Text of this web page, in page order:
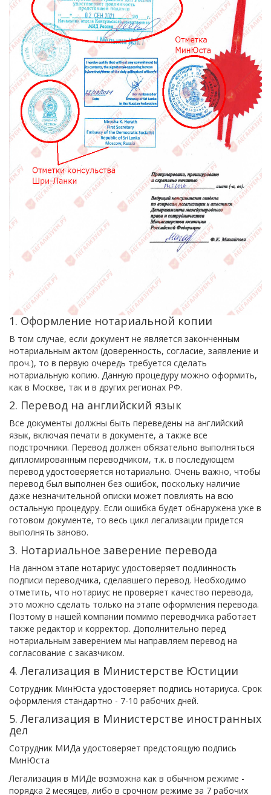
1. Оформление нотариальной копии
В том случае, если документ не является законченным
нотариальным актом (доверенность, согласие, заявление и
проч.), то в первую очередь требуется сделать
нотариальную копию. Данную процедуру можно оформить,
как в Москве, так и в других регионах РФ.
2. Перевод на английский язык
Все документы должны быть переведены на английский
язык, включая печати в документе, а также все
подстрочники. Перевод должен обязательно выполняться
дипломированным переводчиком, т.к. в последующем
перевод удостоверяется нотариально. Очень важно, чтобы
перевод был выполнен без ошибок, поскольку наличие
даже незначительной описки может повлиять на всю
остальную процедуру. Если ошибка будет обнаружена уже в
готовом документе, то весь цикл легализации придется
выполнять заново.
3. Нотариальное заверение перевода
На данном этапе нотариус удостоверяет подлинность
подписи переводчика, сделавшего перевод. Необходимо
отметить, что нотариус не проверяет качество перевода,
это можно сделать только на этапе оформления перевода.
Поэтому в нашей компании помимо переводчика работает
также редактор и корректор. Дополнительно перед
нотариальным заверением мы направляем перевод на
согласование с заказчиком.
4. Легализация в Министерстве Юстиции
Сотрудник МинЮста удостоверяет подпись нотариуса. Срок
оформления стандартно - 7-10 рабочих дней.
5. Легализация в Министерстве иностранных
дел
Сотрудник МИДа удостоверяет предстоящую подпись
МинЮста
Легализация в МИДе возможна как в обычном режиме -
порядка 2 месяцев, либо в срочном режиме за 7 рабочих